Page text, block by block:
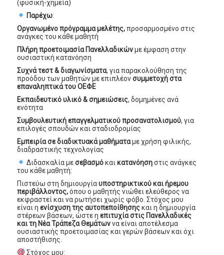
(φυσική-χημεία)
Παρέχω:
Οργανωμένο πρόγραμμα μελέτης,προσαρμοσμένο στις
ανάγκες του κάθε μαθητή
Πλήρη προετοιμασία Πανελλαδικώνμε έμφαση στην
ουσιαστική κατανόηση
Συχνά τεστ & διαγωνίσματα, για παρακολούθηση της
προόδου των μαθητών με επιπλέονσυμμετοχή στα
επαναληπτικά του ΟΕΦΕ
Εκπαιδευτικό υλικό & σημειώσεις, δομημένες ανά
ενότητα
Συμβουλευτική επαγγελματικού προσανατολισμού, για
επιλογές σπουδών και σταδιοδρομίας
Εμπειρία σε διαδικτυακά μαθήματαμε χρήση φιλικής,
διαδραστικής τεχνολογίας
Διδασκαλία μεσεβασμόκαικατανόησηστις ανάγκες
του κάθε μαθητή:
Πιστεύω στη δημιουργίαυποστηρικτικού και ήρεμου
περιβάλλοντος,όπου ο μαθητής νιώθει ελεύθερος να
εκφραστεί και να ρωτήσει χωρίς φόβο. Στόχος μου
είναι ηενίσχυση της αυτοπεποίθησηςκαι η δημιουργία
στέρεων βάσεων, ώστε ηεπιτυχία στις Πανελλαδικές
και τη Νέα Τράπεζα Θεμάτωννα είναι αποτέλεσμα
ουσιαστικής προετοιμασίας και γερών βάσεων και όχι
αποστήθισης.
Στόχος μου: